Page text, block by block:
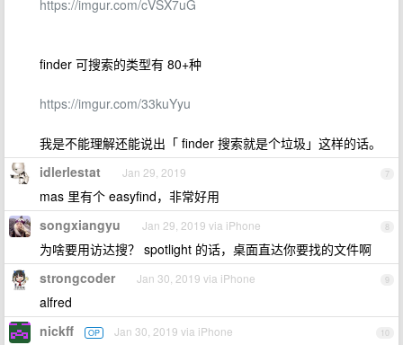
https://imgur.com/cVSX7uG
finder 可搜索的类型有 80+种
https://imgur.com/33kuYyu
我是不能理解还能说出「 finder 搜索就是个垃圾」这样的话。
7
idlerlestat Jan 29, 2019
mas 里有个 easyfind，非常好用
8
songxiangyu Jan 29, 2019 via iPhone
为啥要用访达搜？ spotlight 的话，桌面直达你要找的文件啊
9
strongcoder Jan 30, 2019 via iPhone
alfred
10
nickff OP Jan 30, 2019 via iPhone